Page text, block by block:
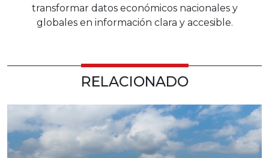
transformar datos económicos nacionales y
globales en información clara y accesible.
RELACIONADO